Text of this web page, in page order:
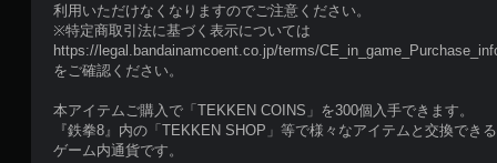
利用いただけなくなりますのでご注意ください。
※特定商取引法に基づく表示については
https://legal.bandainamcoent.co.jp/terms/
をご確認ください。
本アイテムご購入で「TEKKEN COINS」を300個入手できます。
『鉄拳8』内の「TEKKEN SHOP」等で様々なアイテムと交換できる
ゲーム内通貨です。